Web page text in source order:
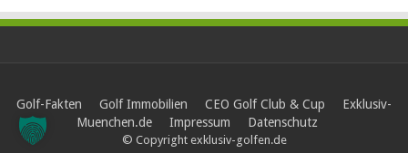
Golf-Fakten Golf Immobilien CEO Golf Club & Cup
Exklusiv-
Muenchen.de
Impressum Datenschutz
© Copyright exklusiv-golfen.de